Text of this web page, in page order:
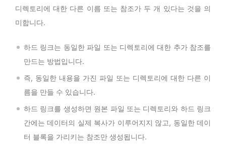
디렉토리에 대한 다른 이름 또는 참조가 두 개 있다는 것을 의
미합니다.
하드 링크는 동일한 파일 또는 디렉토리에 대한 추가 참조를
만드는 방법입니다.
즉, 동일한 내용을 가진 파일 또는 디렉토리에 대한 다른 이
름을 만들 수 있습니다.
하드 링크를 생성하면 원본 파일 또는 디렉토리와 하드 링크
간에는 데이터의 실제 복사가 이루어지지 않고, 동일한 데이
터 블록을 가리키는 참조만 생성됩니다.